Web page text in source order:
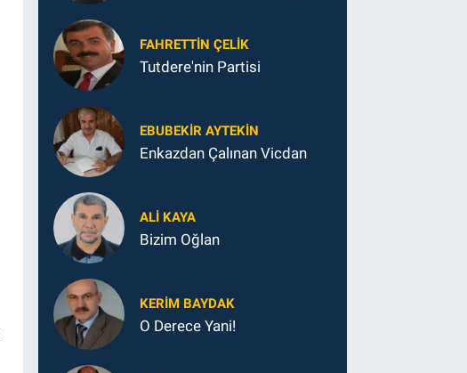
FAHRETTIN ÇELİK
Tutdere'nin Partisi
EBUBEKIR AYTEKIN
Enkazdan Çalınan Vicdan
ALI KAYA
Bizim Oğlan
KERIM BAYDAK
O Derece Yani!